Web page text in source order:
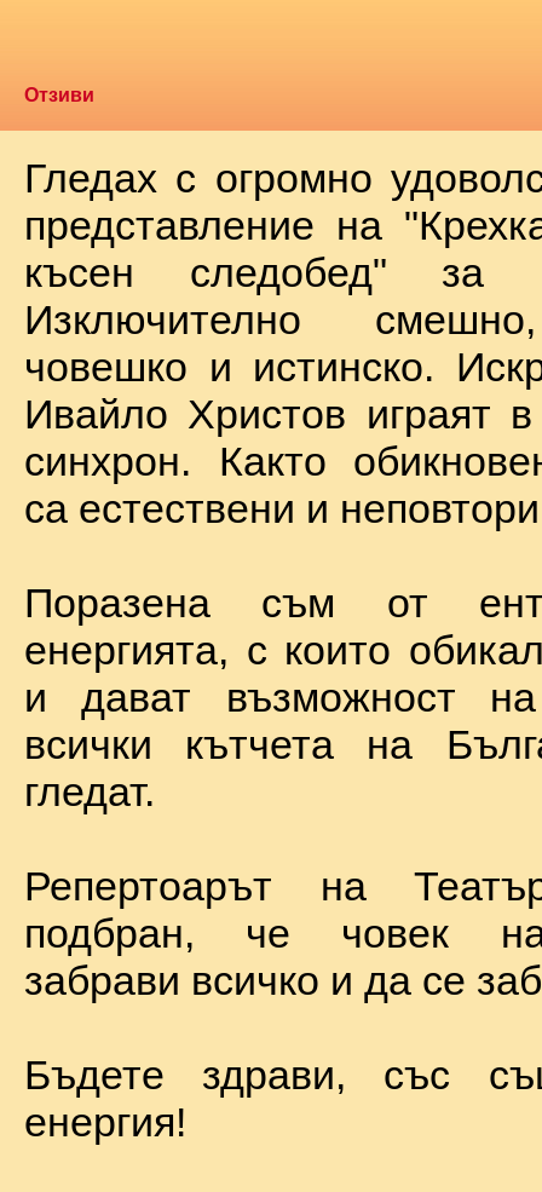
Отзиви
Гледах с огромно
представление на
късен следобед" за
Изключително
човешко и истинско.
Ивайло Христов играят
синхрон. Както
са естествени и
Поразена съм от
енергията, с които
и дават възможност
всички кътчета на
гледат.
Репертоарът на
подбран, че човек
забрави всичко и да се
Бъдете здрави, със
енергия!